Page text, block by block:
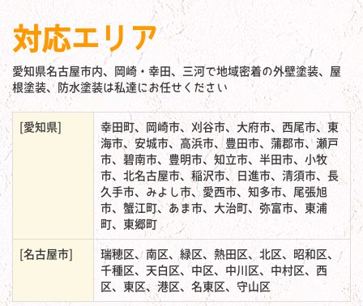
対応エリア
愛知県名古屋市内、岡崎・幸田、三河で地域密着の外壁塗装、屋
根塗装、防水塗装は私達にお任せください
[愛知県]
幸田町、岡崎市、刈谷市、大府市、西尾市、東
海市、安城市、高浜市、豊田市、蒲郡市、瀬戸
市、碧南市、豊明市、知立市、半田市、小牧
市、北名古屋市、稲沢市、日進市、清須市、長
久手市、みよし市、愛西市、知多市、尾張旭
市、蟹江町、あま市、大治町、弥富市、東浦
町、東郷町
[名古屋市]
瑞穂区、南区、緑区、熱田区、北区、昭和区、
千種区、天白区、中区、中川区、中村区、西
区、東区、港区、名東区、守山区